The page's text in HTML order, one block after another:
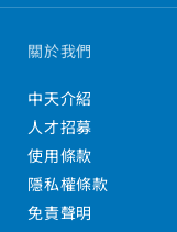
關於我們
中天介紹
人才招募
使用條款
隱私權條款
免責聲明